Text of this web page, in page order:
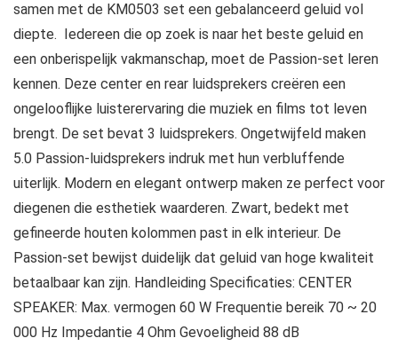
samen met de KM0503 set een gebalanceerd geluid vol
diepte. Iedereen die op zoek is naar het beste geluid en
een onberispelijk vakmanschap, moet de Passion-set leren
kennen. Deze center en rear luidsprekers creëren een
ongelooflijke luisterervaring die muziek en films tot leven
brengt. De set bevat 3 luidsprekers. Ongetwijfeld maken
5.0 Passion-luidsprekers indruk met hun verbluffende
uiterlijk. Modern en elegant ontwerp maken ze perfect voor
diegenen die esthetiek waarderen. Zwart, bedekt met
gefineerde houten kolommen past in elk interieur. De
Passion-set bewijst duidelijk dat geluid van hoge kwaliteit
betaalbaar kan zijn. Handleiding Specificaties: CENTER
SPEAKER: Max. vermogen 60 W Frequentie bereik 70 ~ 20
000 Hz Impedantie 4 Ohm Gevoeligheid 88 dB